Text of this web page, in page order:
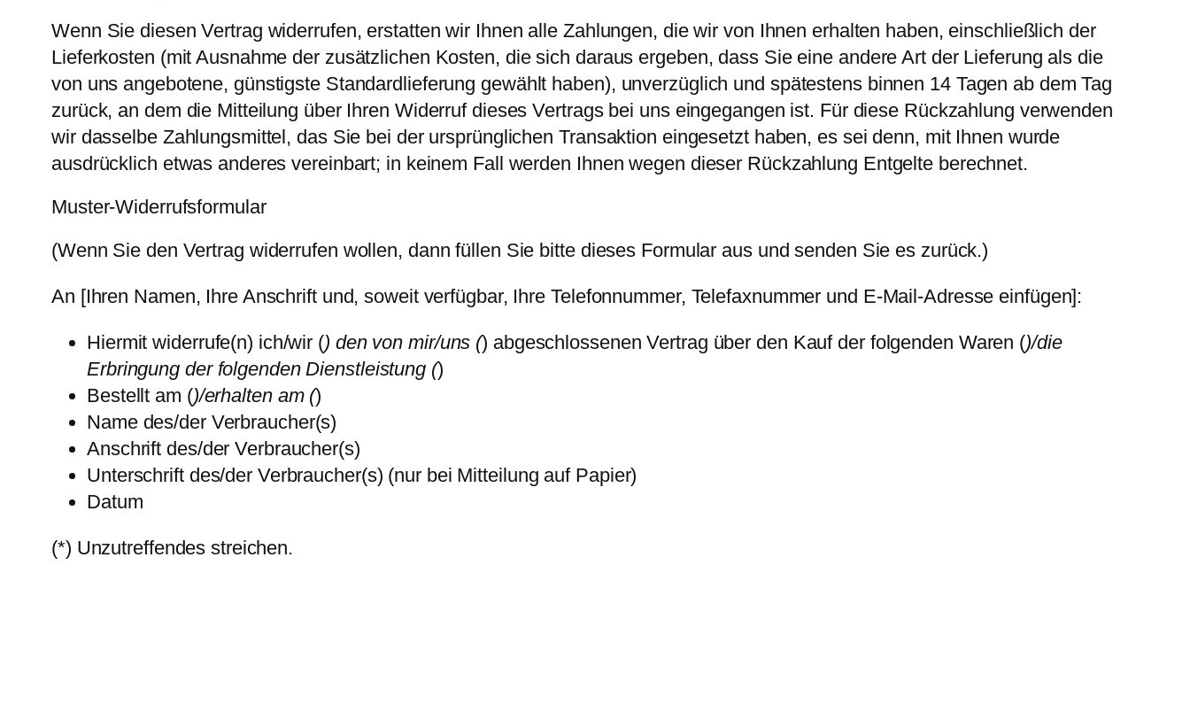
Wenn Sie diesen Vertrag widerrufen, erstatten wir Ihnen alle Zahlungen, die wir von Ihnen erhalten haben, einschließlich der
Lieferkosten (mit Ausnahme der zusätzlichen Kosten, die sich daraus ergeben, dass Sie eine andere Art der Lieferung als die
von uns angebotene, günstigste Standardlieferung gewählt haben), unverzüglich und spätestens binnen 14 Tagen ab dem Tag
zurück, an dem die Mitteilung über Ihren Widerruf dieses Vertrags bei uns eingegangen ist. Für diese Rückzahlung verwenden
wir dasselbe Zahlungsmittel, das Sie bei der ursprünglichen Transaktion eingesetzt haben, es sei denn, mit Ihnen wurde
ausdrücklich etwas anderes vereinbart; in keinem Fall werden Ihnen wegen dieser Rückzahlung Entgelte berechnet.
Muster-Widerrufsformular
(Wenn Sie den Vertrag widerrufen wollen, dann füllen Sie bitte dieses Formular aus und senden Sie es zurück.)
An [Ihren Namen, Ihre Anschrift und, soweit verfügbar, Ihre Telefonnummer, Telefaxnummer und E-Mail-Adresse einfügen]:
Hiermit widerrufe(n) ich/wir () den von mir/uns () abgeschlossenen Vertrag über den Kauf der folgenden Waren ()/die
Erbringung der folgenden Dienstleistung ()
Bestellt am ()/erhalten am ()
Name des/der Verbraucher(s)
Anschrift des/der Verbraucher(s)
Unterschrift des/der Verbraucher(s) (nur bei Mitteilung auf Papier)
Datum
(*) Unzutreffendes streichen.